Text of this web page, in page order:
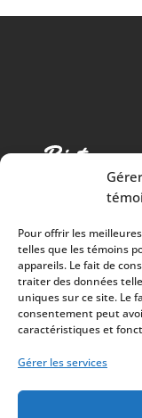
Pour offrir les
telles que les témoins
appareils. Le fait de
traiter des données
uniques sur ce site. Le
consentement peut
caractéristiques et
Gérer les services
Cuisine
des surplus
À PROPOS
Mission
Artistes